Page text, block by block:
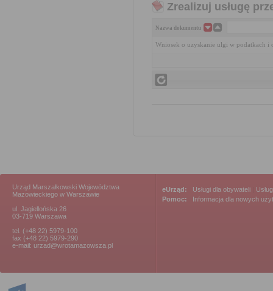
Zrealizuj usługę
Nazwa dokumentu
Wniosek o uzyskanie ulgi w podatkach i
Urząd Marszałkowski Województwa
Mazowieckiego w Warszawie
ul. Jagiellońska 26
03-719 Warszawa
tel. (+48 22) 5979-100
fax (+48 22) 5979-290
e-mail: urzad@wrotamazowsza.pl
eUrząd: Usługi dla obywateli
Pomoc:
Informacja dla nowych